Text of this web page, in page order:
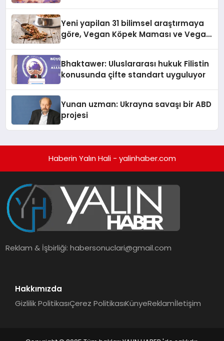
Yeni yapilan 31 bilimsel araştırmaya
göre, Vegan Köpek Maması ve Vegan
Bhaktawer: Uluslararası hukuk Filistin
konusunda çifte standart uyguluyor
Yunan uzman: Ukrayna savaşı bir ABD
projesi
Haberin Yalın Hali - yalinhaber.com
Reklam & İşbirliği:habersonuclari@gmail.com
Hakkımızda
Gizlilik PolitikasıÇerez PolitikasıKünyeReklamİletişim